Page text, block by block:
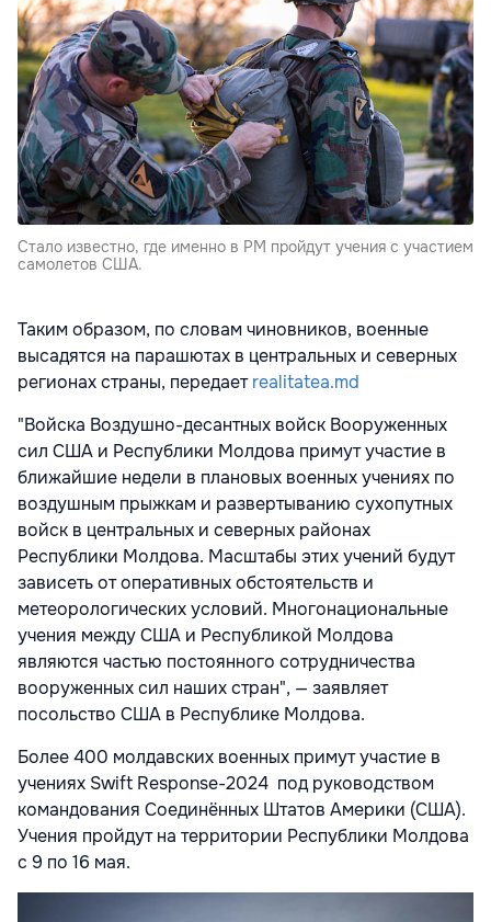
Стало известно, где именно в РМ пройдут учения с участием
самолетов США.
Таким образом, по словам чиновников, военные
высадятся на парашютах в центральных и северных
регионах страны, передаетrealitatea.md
"Войска Воздушно-десантных войск Вооруженных
сил США и Республики Молдова примут участие в
ближайшие недели в плановых военных учениях по
воздушным прыжкам и развертыванию сухопутных
войск в центральных и северных районах
Республики Молдова. Масштабы этих учений будут
зависеть от оперативных обстоятельств и
метеорологических условий. Многонациональные
учения между США и Республикой Молдова
являются частью постоянного сотрудничества
вооруженных сил наших стран", — заявляет
посольство США в Республике Молдова.
Более 400 молдавских военных примут участие в
учениях Swift Response-2024 под руководством
командования Соединённых Штатов Америки (США).
Учения пройдут на территории Республики Молдова
с 9 по 16 мая.